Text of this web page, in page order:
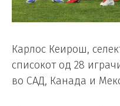
Карлос Кеирош,
списокот од 28
во САД, Канада и